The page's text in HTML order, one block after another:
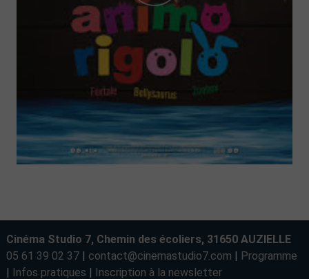
Cinéma Studio 7, Chemin des écoliers, 31650 AUZIELLE
05 61 39 02 37| contact@cinemastudio7.com
Programme
Infos pratiques Inscription à la newsletter